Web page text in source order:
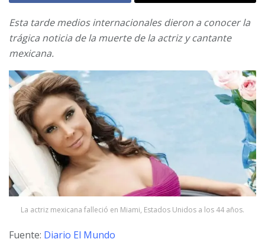
Esta tarde medios internacionales dieron a conocer la
trágica noticia de la muerte de la actriz y cantante
mexicana.
La actriz mexicana falleció en Miami, Estados Unidos a los 44 años.
Fuente: Diario El Mundo